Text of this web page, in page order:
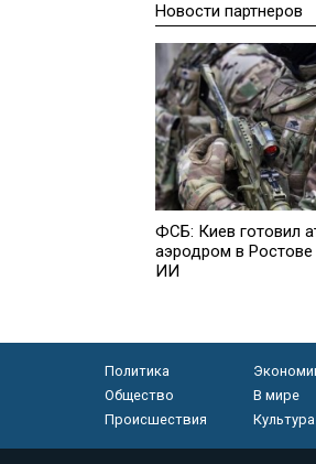
Новости партнеров
ФСБ: Киев готовил
аэродром в
ИИ
Политика
Общество
В мире
Происшествия
Культура